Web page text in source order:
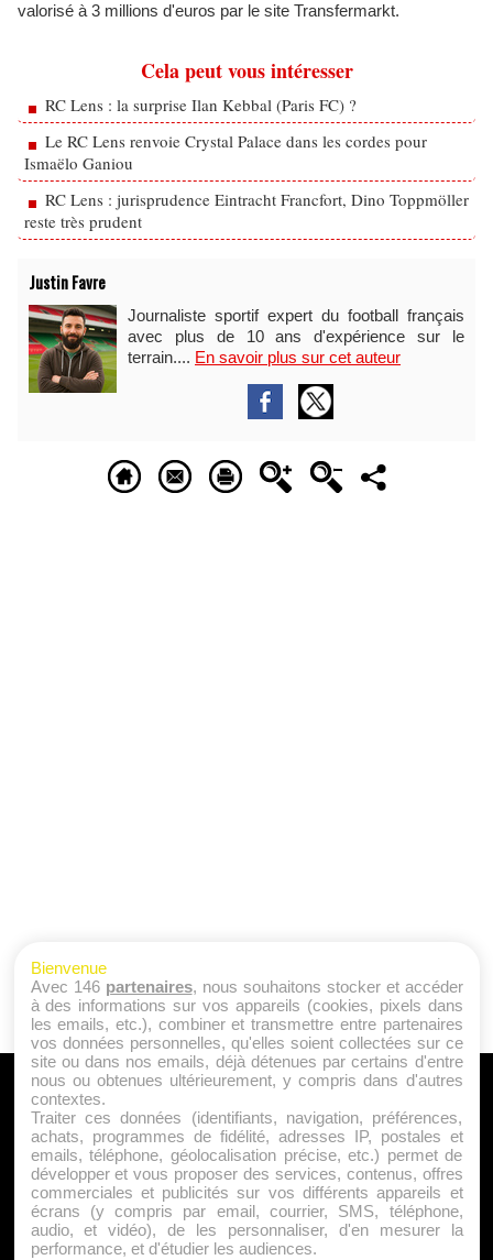
valorisé à 3 millions d'euros par le site Transfermarkt.
Cela peut vous intéresser
RC Lens : la surprise Ilan Kebbal (Paris FC) ?
Le RC Lens renvoie Crystal Palace dans les cordes pour
Ismaëlo Ganiou
RC Lens : jurisprudence Eintracht Francfort, Dino Toppmöller
reste très prudent
Justin Favre
Journaliste sportif expert du football français
avec plus de 10 ans d'expérience sur le
terrain.... En savoir plus sur cet auteur
A PROPOS
Qui sommes nous ?
Mentions Légales
Publicité
Politique de Cookies
Contact
Bienvenue
Avec 146 partenaires, nous souhaitons stocker et accéder
à des informations sur vos appareils (cookies, pixels dans
les emails, etc.), combiner et transmettre entre partenaires
vos données personnelles, qu'elles soient collectées sur ce
site ou dans nos emails, déjà détenues par certains d'entre
nous ou obtenues ultérieurement, y compris dans d'autres
contextes.
Traiter ces données (identifiants, navigation, préférences,
achats, programmes de fidélité, adresses IP, postales et
emails, téléphone, géolocalisation précise, etc.) permet de
développer et vous proposer des services, contenus, offres
commerciales et publicités sur vos différents appareils et
écrans (y compris par email, courrier, SMS, téléphone,
audio, et vidéo), de les personnaliser, d'en mesurer la
performance, et d'étudier les audiences.